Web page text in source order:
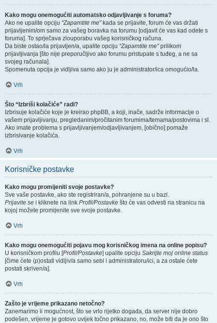
Kako mogu onemogućiti automatsko odjavljivanje s foruma?
Ako ne upalite opciju “Zapamtite me”kada se prijavite, forum će vas držati
prijavljenim/om samo za vašeg boravka na forumu [odjavit će vas kad odete s
foruma]. To sprječava zlouporabu vašeg korisničkog računa.
Da biste ostao/la prijavljen/a, upalite opciju “Zapamtite me”prilikom
prijavljivanja [što nije preporučljivo ako forumu pristupate s tuđeg, a ne sa
svojeg računala].
Spomenuta opcija je vidljiva samo ako ju je administrator/ica omogućio/la.
Vrh
Što “Izbriši kolačiće” radi?
Izbrisuje kolačiće koje je kreirao phpBB, a koji, inače, sadrže informacije o
vašem prijavljivanju, pregledanim/pročitanim forumima/temama/postovima i sl.
Ako imate problema s prijavljivanjem/odjavljivanjem, [obično] pomaže
izbrisivanje kolačića.
Vrh
Korisničke postavke
Kako mogu promijeniti svoje postavke?
Sve vaše postavke, ako ste registriran/a, pohranjene su u bazi.
Prijavite se i kliknete na link Profil/Postavke što će vas odvesti na stranicu na
kojoj možete promijenite sve svoje postavke.
Vrh
Kako mogu onemogućiti pojavu mog korisničkog imena na online popisu?
U korisničkom profilu [Profil/Postavke] upalite opciju Sakrijte moj online status
[čime ćete (p)ostati vidljiv/a samo sebi i administratoru/ici, a za ostale ćete
postati skriven/a].
Vrh
Zašto je vrijeme prikazano netočno?
Zanemarimo li mogućnost, što se vrlo rijetko događa, da server nije dobro
podešen, vrijeme je gotovo uvijek točno prikazano, no, može biti da je ono što